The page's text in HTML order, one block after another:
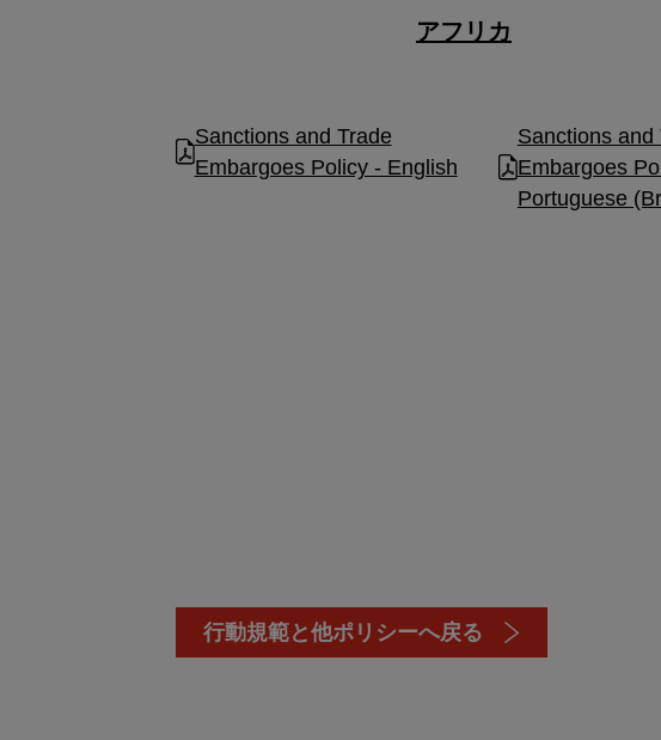
アフリカ
Sanctions and Trade
Embargoes Policy - English
Sanctions and
Embargoes
Portuguese
行動規範と他ポリシーへ戻る